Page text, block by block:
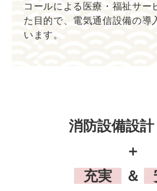
コールによる医療・福祉サー
た目的で、電気通信設備の導
います。
消防設備設
＋
充実
＆